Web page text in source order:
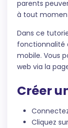
parents
à tout
Dans ce
fonctionnalité
mobile. Vous
web via la
Créer
Cliquez